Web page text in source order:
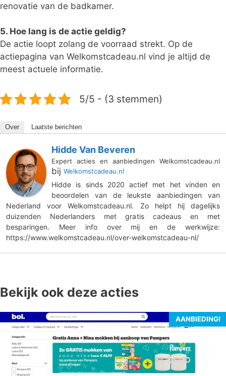
renovatie van de badkamer.
5. Hoe lang is de actie geldig?
De actie loopt zolang de voorraad strekt. Op de
actiepagina van Welkomstcadeau.nl vind je altijd de
meest actuele informatie.
5/5 - (3 stemmen)
Over Laatste berichten
Hidde Van Beveren
Expert acties en aanbiedingen Welkomstcadeau.nl
bij Welkomstcadeau.nl
Hidde is sinds 2020 actief met het vinden en
beoordelen van de leukste aanbiedingen van
Nederland voor Welkomstcadeau.nl. Zo helpt hij dagelijks
duizenden Nederlanders met gratis cadeaus en met
besparingen. Meer info over mij en de werkwijze:
https://www.welkomstcadeau.nl/over-welkomstcadeau-nl/
Bekijk ook deze acties
AANBIEDING!